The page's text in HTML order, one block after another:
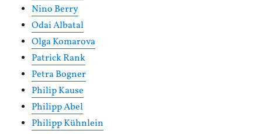
Nino Berry
Odai Albatal
Olga Komarova
Patrick Rank
Petra Bogner
Philip Kause
Philipp Abel
Philipp Kühnlein